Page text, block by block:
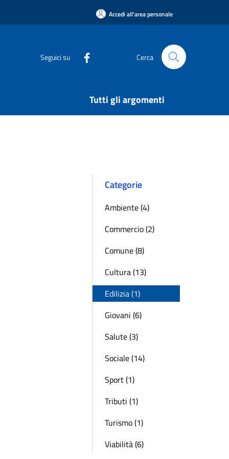
Accedi all'area personale
Seguici su Cerca
Tutti gli argomenti
Categorie
Ambiente (4)
Commercio (2)
Comune (8)
Cultura (13)
Edilizia (1)
Giovani (6)
Salute (3)
Sociale (14)
Sport (1)
Tributi (1)
Turismo (1)
Viabilità (6)